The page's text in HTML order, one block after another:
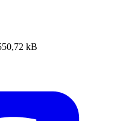
kB